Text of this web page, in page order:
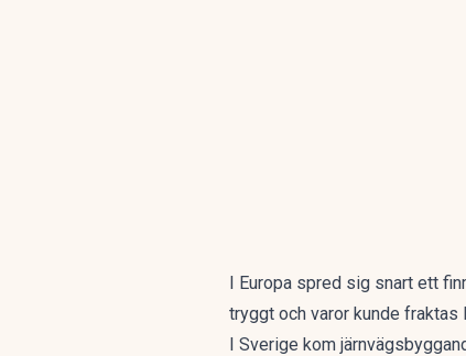
I Europa spred sig snart ett
tryggt och varor kunde fraktas
I Sverige kom